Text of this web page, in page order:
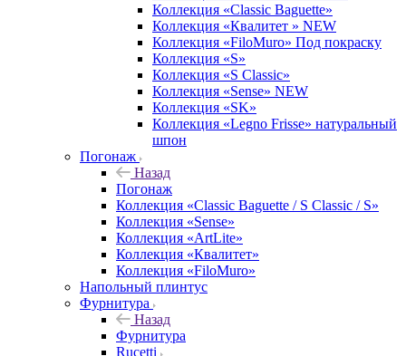
Коллекция «Classic Baguette»
Коллекция «Квалитет » NEW
Коллекция «FiloMuro» Под покраску
Коллекция «S»
Коллекция «S Classic»
Коллекция «Sense» NEW
Коллекция «SK»
Коллекция «Legno Frisse» натуральный
шпон
Погонаж
Назад
Погонаж
Коллекция «Classic Baguette / S Classic / S»
Коллекция «Sense»
Коллекция «ArtLite»
Коллекция «Квалитет»
Коллекция «FiloMuro»
Напольный плинтус
Фурнитура
Назад
Фурнитура
Rucetti